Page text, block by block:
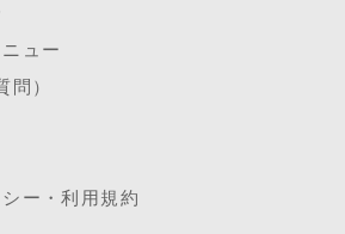
ュー
問）
ー・利用規約